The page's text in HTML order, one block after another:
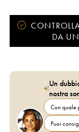
DA
Un
nostra
Con quale
Puoi